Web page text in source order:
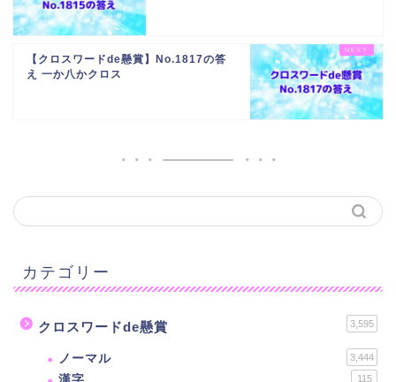
【クロスワードde懸賞】No.1817の答
え 一か八かクロス
カテゴリー
クロスワードde懸賞 3,595
ノーマル 3,444
115